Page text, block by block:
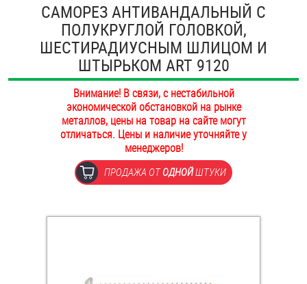
ПОКУПАТЕЛЯМ
ОПЛАТА И ДОСТАВКА
НАШИ МАГАЗИНЫ
Болты и винты
Втулки
Гайки
Дюбели
Дюймовый крепёж
САМОРЕЗ АНТИВАНДАЛЬНЫЙ С
ПОЛУКРУГЛОЙ ГОЛОВКОЙ,
ШЕСТИРАДИУСНЫМ ШЛИЦОМ И
ШТЫРЬКОМ ART 9120
Внимание! В связи, с нестабильной
экономической обстановкой на рынке
металлов, цены на товар на сайте могут
отличаться. Цены и наличие уточняйте у
менеджеров!
ПРОДАЖА ОТОДНОЙШТУКИ